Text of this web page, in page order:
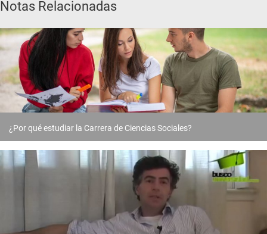
Notas Relacionadas
¿Por qué estudiar la Carrera de Ciencias Sociales?